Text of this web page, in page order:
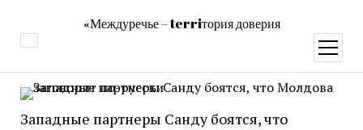
«Междуречье – terriтория доверия
меню
Западные партнеры Санду боятся, что